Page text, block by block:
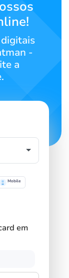
-
a
Mobile
em